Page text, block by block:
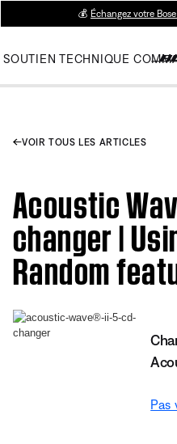
💰 Échangez votre
SOUTIEN TECHNIQUE
VOIR TOUS LES ARTICLES
Acoustic
changer |
Random
Pas